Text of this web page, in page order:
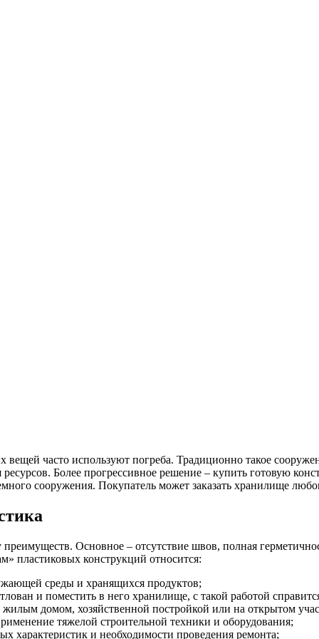
часто используют погреба. Традиционно такое
Более прогрессивное решение – купить готовую
сооружения. Покупатель может заказать хранилище
Основное – отсутствие швов, полная
пластиковых конструкций относится:
среды и хранящихся продуктов;
и поместить в него хранилище, с такой работой
домом, хозяйственной постройкой или на открытом
тяжелой строительной техники и оборудования;
характеристик и необходимости проведения ремонта;